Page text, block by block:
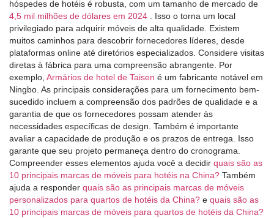
hóspedes de hotéis é robusta, com um tamanho de mercado de
4,5 mil milhões de dólares em 2024
. Isso o torna um local
privilegiado para adquirir móveis de alta qualidade. Existem
muitos caminhos para descobrir fornecedores líderes, desde
plataformas online até diretórios especializados. Considere visitas
diretas à fábrica para uma compreensão abrangente. Por
exemplo, Armários de hotel de Taisen é um fabricante notável em
Ningbo. As principais considerações para um fornecimento bem-
sucedido incluem a compreensão dos padrões de qualidade e a
garantia de que os fornecedores possam atender às
necessidades específicas de design. Também é importante
avaliar a capacidade de produção e os prazos de entrega. Isso
garante que seu projeto permaneça dentro do cronograma.
Compreender esses elementos ajuda você a decidir quais são as
10 principais marcas de móveis para hotéis na China? Também
ajuda a responder quais são as principais marcas de móveis
personalizados para quartos de hotéis da China? e quais são as
10 principais marcas de móveis para quartos de hotéis da China?